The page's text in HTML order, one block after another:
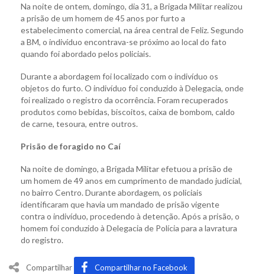
Na noite de ontem, domingo, dia 31, a Brigada Militar realizou
a prisão de um homem de 45 anos por furto a
estabelecimento comercial, na área central de Feliz. Segundo
a BM, o indivíduo encontrava-se próximo ao local do fato
quando foi abordado pelos policiais.
Durante a abordagem foi localizado com o indivíduo os
objetos do furto. O indivíduo foi conduzido à Delegacia, onde
foi realizado o registro da ocorrência. Foram recuperados
produtos como bebidas, biscoitos, caixa de bombom, caldo
de carne, tesoura, entre outros.
Prisão de foragido no Caí
Na noite de domingo, a Brigada Militar efetuou a prisão de
um homem de 49 anos em cumprimento de mandado judicial,
no bairro Centro. Durante abordagem, os policiais
identificaram que havia um mandado de prisão vigente
contra o indivíduo, procedendo à detenção. Após a prisão, o
homem foi conduzido à Delegacia de Polícia para a lavratura
do registro.
Compartilhar Compartilhar no Facebook